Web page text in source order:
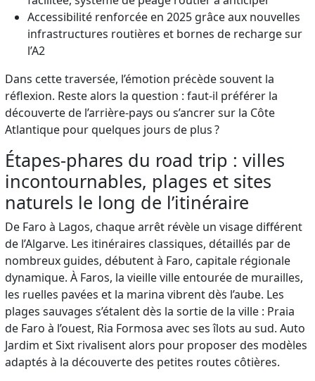
Accessibilité renforcée en 2025 grâce aux nouvelles
infrastructures routières et bornes de recharge sur
l’A2
Dans cette traversée, l’émotion précède souvent la
réflexion. Reste alors la question : faut-il préférer la
découverte de l’arrière-pays ou s’ancrer sur la Côte
Atlantique pour quelques jours de plus ?
Étapes-phares du road trip : villes
incontournables, plages et sites
naturels le long de l’itinéraire
De Faro à Lagos, chaque arrêt révèle un visage différent
de l’Algarve. Les itinéraires classiques, détaillés par de
nombreux guides, débutent à Faro, capitale régionale
dynamique. À Faros, la vieille ville entourée de murailles,
les ruelles pavées et la marina vibrent dès l’aube. Les
plages sauvages s’étalent dès la sortie de la ville : Praia
de Faro à l’ouest, Ria Formosa avec ses îlots au sud. Auto
Jardim et Sixt rivalisent alors pour proposer des modèles
adaptés à la découverte des petites routes côtières.